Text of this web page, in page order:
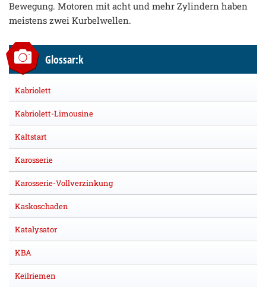
Bewegung. Motoren mit acht und mehr Zylindern haben
meistens zwei Kurbelwellen.
Glossar:k
Kabriolett
Kabriolett-Limousine
Kaltstart
Karosserie
Karosserie-Vollverzinkung
Kaskoschaden
Katalysator
KBA
Keilriemen